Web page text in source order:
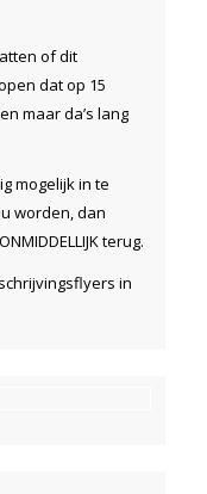
of dit
dat op 15
maar da’s lang
mogelijk in te
worden, dan
terug.
in